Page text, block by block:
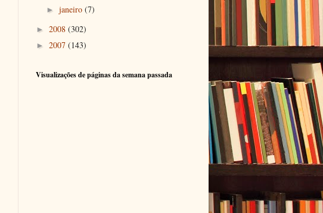
► janeiro (7)
► 2008 (302)
► 2007 (143)
Visualizações de páginas da semana passada